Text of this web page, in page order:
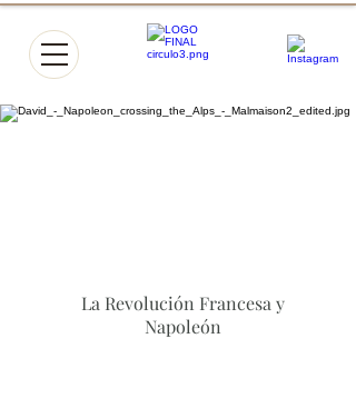
La Revolución Francesa y
Napoleón